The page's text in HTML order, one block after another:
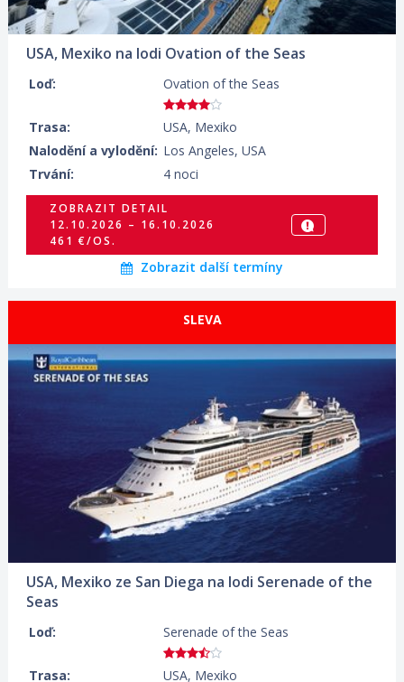
USA, Mexiko na lodi Ovation of the Seas
Loď: Ovation of the Seas
Trasa:
USA, Mexiko
Nalodění a vylodění: Los Angeles, USA
Trvání:
4 noci
ZOBRAZIT DETAIL
02.11.2026 – 06.11.2026
ZOBRAZIT DETAIL
ZOBRAZIT DETAIL
16.11.2026 – 20.11.2026
ZOBRAZIT DETAIL
23.11.2026 – 27.11.2026
ZOBRAZIT DETAIL
12.10.2026 – 16.10.2026
461 €/OS.
Zobrazit další termíny
SLEVA
USA, Mexiko ze San Diega na lodi Serenade of the
Seas
Loď: Serenade of the Seas
Trasa: USA, Mexiko
13.12.2026 – 20.12.2026
732 €/OS.